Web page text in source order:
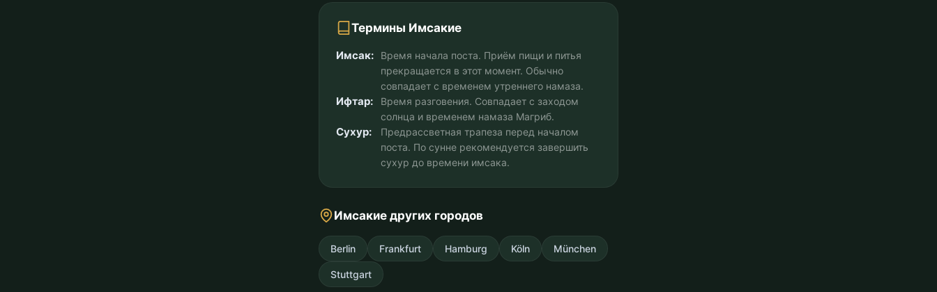
Термины Имсакие
Имсак:
Время начала поста. Приём пищи и питья
прекращается в этот момент. Обычно
совпадает с временем утреннего намаза.
Ифтар:
Время разговения. Совпадает с заходом
солнца и временем намаза Магриб.
Сухур:
Предрассветная трапеза перед началом
поста. По сунне рекомендуется завершить
сухур до времени имсака.
Имсакие других городов
Berlin Frankfurt Hamburg Köln München
Stuttgart